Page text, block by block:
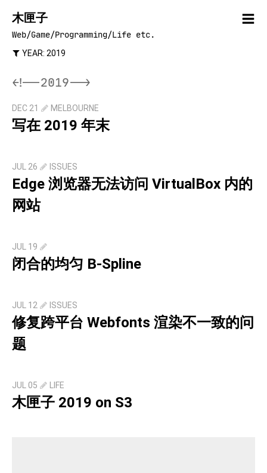
木匣子
Web/Game/Programming/Life etc.
YEAR: 2019
<!--2019-->
DEC 21 MELBOURNE
写在 2019 年末
JUL 26 ISSUES
Edge 浏览器无法访问 VirtualBox 内的
网站
JUL 19
闭合的均匀 B-Spline
JUL 12 ISSUES
修复跨平台 Webfonts 渲染不一致的问
题
JUL 05 LIFE
木匣子 2019 on S3